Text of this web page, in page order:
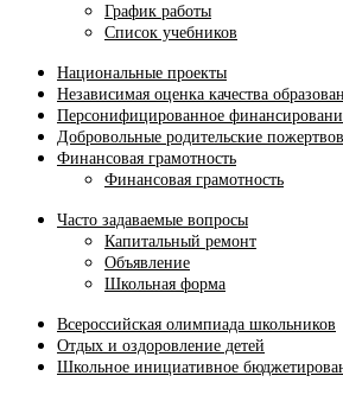
График работы
Список учебников
Национальные проекты
Независимая оценка качества
Персонифицированное
Добровольные родительские
Финансовая грамотность
Финансовая грамотность
Часто задаваемые вопросы
Капитальный ремонт
Объявление
Школьная форма
Всероссийская олимпиада школьников
Отдых и оздоровление детей
Школьное инициативное